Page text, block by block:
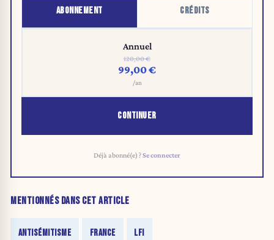
ABONNEMENT CRÉDITS
Annuel
120,00 €
99,00 €
/an
CONTINUER
Déjà abonné(e) ?Se connecter
MENTIONNÉS DANS CET ARTICLE
ANTISÉMITISME FRANCE LFI